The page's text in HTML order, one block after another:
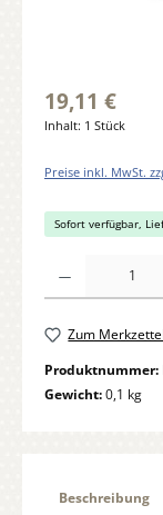
19,11 €
Inhalt: 1 Stück
Preise inkl. MwSt.
Sofort verfügbar,
Zum
Produktnummer:
Gewicht:0,1 kg
Beschreibung